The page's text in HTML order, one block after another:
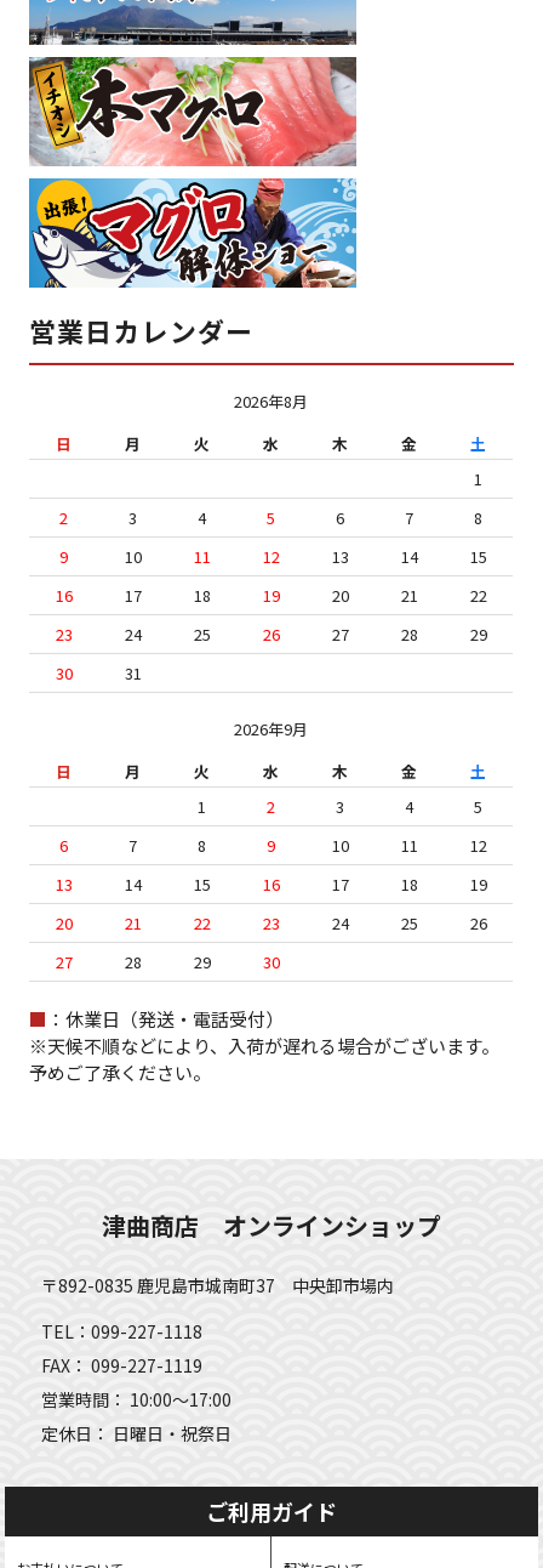
営業日カレンダー
2026年8月
日
月 火 水 木 金
土
1
2
3 4 5 6 7
8
9
10 11 12 13 14
15
16
17 18 19 20 21
22
23
24 25 26 27 28
29
30
31
2026年9月
日
月 火 水 木 金
土
1
2 3 4
5
6
7 8 9 10 11
12
13
14 15 16 17 18
19
20
21 22 23 24 25
26
27
28 29 30
■ ：休業日（発送・電話受付）
※天候不順などにより、入荷が遅れる場合がございます。
予めご了承ください。
津曲商店 オンラインショップ
〒892-0835 鹿児島市城南町37 中央卸市場内
TEL：099-227-1118
FAX： 099-227-1119
営業時間： 10:00～17:00
定休日： 日曜日・祝祭日
ご利用ガイド